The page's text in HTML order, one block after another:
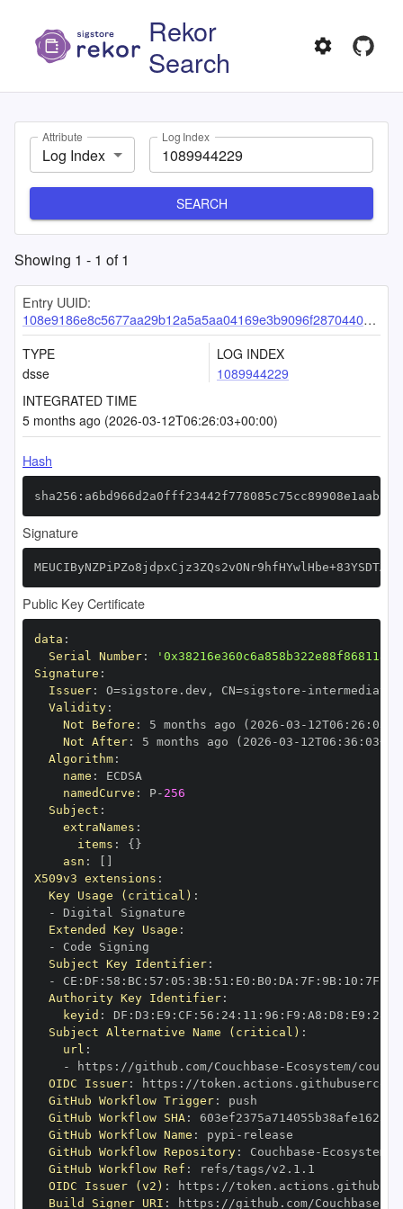
Rekor
Search
Attribute
Log Index
Log Index
SEARCH
Showing 1 - 1 of1
Entry UUID:
108e9186e8c5677aa29b12a5a5aa04169e3b9096f28704407c49bf2fe968b454acd9c61f903108c9
TYPE
dsse
LOG INDEX
1089944229
INTEGRATED TIME
5 months ago (2026-03-12T06:26:03+00:00)
Hash
Signature
Public Key Certificate
data :
Serial Number:
Signature :
Issuer: O=sigstore.dev , CN=sigstore -
Validity:
Not Before : 5 months ago (2026 -03 - 12T06 : 26 :
Not After: 5 months ago (2026 -03 - 12T06 : 36 : 03+00
Algorithm:
name :
namedCurve : P- 256
Subject :
extraNames :
items : { }
asn :
X509v3 extensions :
Key Usage (critical) :
-
Extended Key Usage :
-
Subject Key Identifier:
-
CE : DF : 58 : BC : 57 : 05 : 3B: 51 : E0 : B0 : DA : 7F : 9B: 10 : 7F
Authority Key Identifier:
keyid : DF : D3 : E9 : CF : 56 : 24: 11 : 96 : F9 : A8 : D8 : E9 : 28
Subject Alternative Name (critical) :
url :
-
https : //github.com/Couchbase - Ecosystem/
OIDC Issuer: https :
GitHub Workflow Trigger:
GitHub Workflow SHA:
GitHub Workflow Name : pypi -
GitHub Workflow Repository: Couchbase - Ecosystem/
GitHub Workflow Ref :
OIDC Issuer (v2) : https :
Build Signer URI : https : //github.com/Couchbase